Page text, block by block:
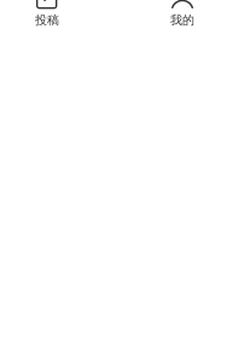
诱饵色狼调查员莉娜
投稿 我的